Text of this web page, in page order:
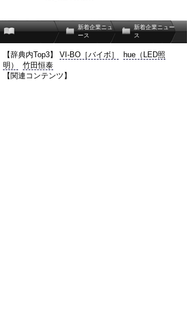
新着企業ニュ
ース
新着企業ニュー
ス
【辞典内Top3】 VI-BO［バイボ］
hue（LED照
明）
竹田恒泰
【関連コンテンツ】